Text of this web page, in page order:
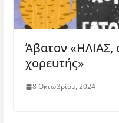
Άβατον «ΗΛΙΑΣ,
χορευτής»
8 Οκτωβρίου, 2024